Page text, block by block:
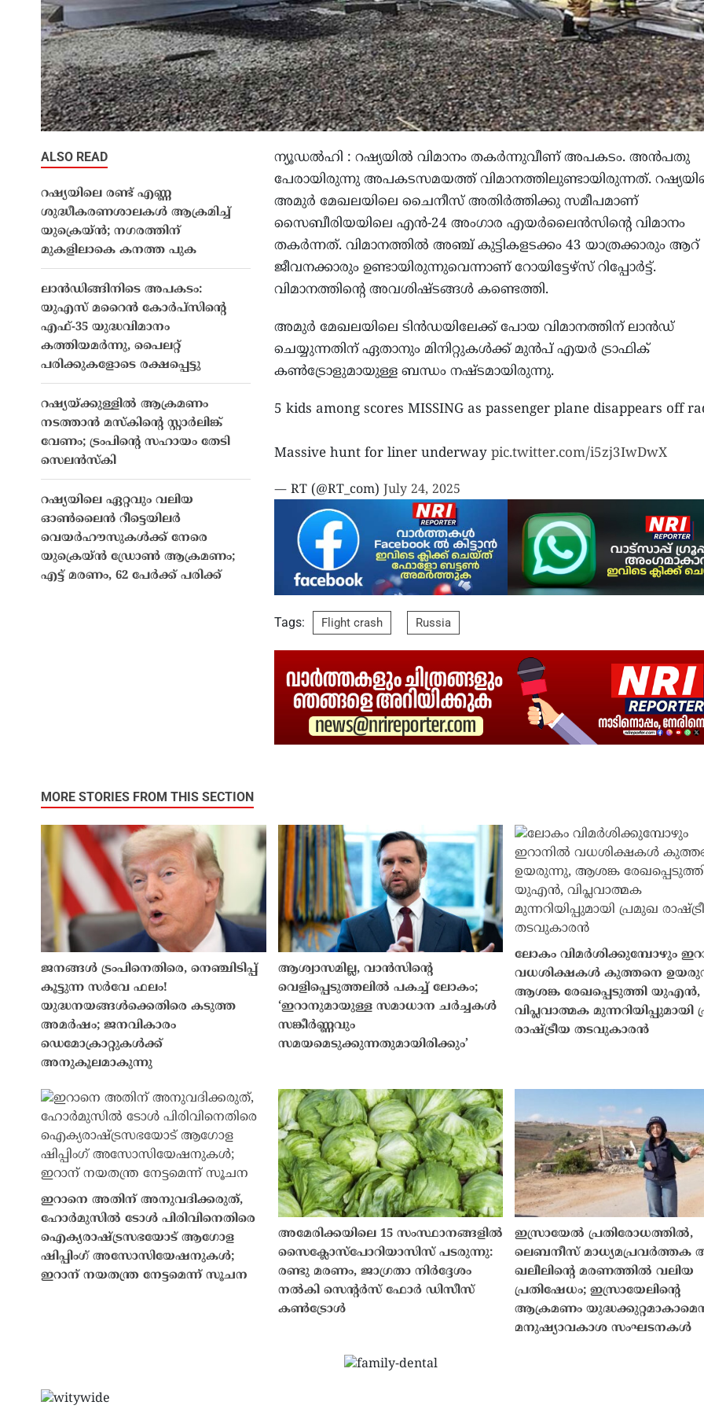
ന്യൂഡല്‍ഹി : റഷ്യയില്‍ വിമാനം തകര്‍ന്നുവീണ് അപകടം. അന്‍പതു
പേരായിരുന്നു അപകടസമയത്ത് വിമാനത്തിലുണ്ടായിരുന്നത്.
അമുര്‍ മേഖലയിലെ ചൈനീസ് അതിര്‍ത്തിക്കു സമീപമാണ്
സൈബീരിയയിലെ എന്‍-24 അംഗാര എയര്‍ലൈന്‍സിന്റെ വിമാനം
തകര്‍ന്നത്. വിമാനത്തില്‍ അഞ്ച് കുട്ടികളടക്കം 43 യാത്രക്കാരും ആറ്
ജീവനക്കാരും ഉണ്ടായിരുന്നുവെന്നാണ് റോയിട്ടേഴ്‌സ് റിപ്പോര്‍ട്ട്.
വിമാനത്തിന്റെ അവശിഷ്ടങ്ങള്‍ കണ്ടെത്തി.
അമുര്‍ മേഖലയിലെ ടിന്‍ഡയിലേക്ക് പോയ വിമാനത്തിന് ലാന്‍ഡ്
ചെയ്യുന്നതിന് ഏതാനും മിനിറ്റുകള്‍ക്ക് മുന്‍പ് എയര്‍ ട്രാഫിക്
കണ്‍ട്രോളുമായുള്ള ബന്ധം നഷ്ടമായിരുന്നു.
5 kids among scores MISSING as passenger plane disappears off
Massive hunt for liner underway pic.twitter.com/i5zj3IwDwX
— RT (@RT_com) July 24, 2025
Tags: Flight crash Russia
ALSO READ
റഷ്യയിലെ രണ്ട് എണ്ണ
ശുദ്ധീകരണശാലകൾ ആക്രമിച്ച്
യുക്രെയ്‌ൻ; നഗരത്തിന്
മുകളിലാകെ കനത്ത പുക
ലാൻഡിങ്ങിനിടെ അപകടം:
യുഎസ് മറൈൻ കോർപ്‌സിൻ്റെ
എഫ്-35 യുദ്ധവിമാനം
കത്തിയമർന്നു, പൈലറ്റ്
പരിക്കുകളോടെ രക്ഷപ്പെട്ടു
റഷ്യയ്ക്കുള്ളിൽ ആക്രമണം
നടത്താൻ മസ്കിൻ്റെ സ്റ്റാർലിങ്ക്
വേണം; ട്രംപിൻ്റെ സഹായം തേടി
സെലൻസ്കി
റഷ്യയിലെ ഏറ്റവും വലിയ
ഓൺലൈൻ റീട്ടെയിലർ
വെയർഹൗസുകൾക്ക് നേരെ
യുക്രെയ്ൻ ഡ്രോൺ ആക്രമണം;
എട്ട് മരണം, 62 പേർക്ക് പരിക്ക്
MORE STORIES FROM THIS SECTION
ജനങ്ങൾ ട്രംപിനെതിരെ, നെഞ്ചിടിപ്പ്
കൂട്ടുന്ന സർവേ ഫലം!
യുദ്ധനയങ്ങൾക്കെതിരെ കടുത്ത
അമർഷം; ജനവികാരം
ഡെമോക്രാറ്റുകൾക്ക്
അനുകൂലമാകുന്നു
ആശ്വാസമില്ല, വാൻസിന്റെ
വെളിപ്പെടുത്തലിൽ പകച്ച് ലോകം;
‘ഇറാനുമായുള്ള സമാധാന ചർച്ചകൾ
സങ്കീർണ്ണവും
സമയമെടുക്കുന്നതുമായിരിക്കും’
ലോകം വിമർശിക്കുമ്പോഴും
വധശിക്ഷകൾ കുത്തനെ
ആശങ്ക രേഖപ്പെടുത്തി യുഎൻ,
വിപ്ലവാത്മക മുന്നറിയിപ്പുമായി
രാഷ്ട്രീയ തടവുകാരൻ
ഇറാനെ അതിന് അനുവദിക്കരുത്,
ഹോർമുസിൽ ടോൾ പിരിവിനെതിരെ
ഐക്യരാഷ്ട്രസഭയോട് ആഗോള
ഷിപ്പിംഗ് അസോസിയേഷനുകൾ;
ഇറാന് നയതന്ത്ര നേട്ടമെന്ന് സൂചന
അമേരിക്കയിലെ 15 സംസ്ഥാനങ്ങളിൽ
സൈക്ലോസ്പോറിയാസിസ് പടരുന്നു:
രണ്ടു മരണം, ജാഗ്രതാ നിർദ്ദേശം
നൽകി സെന്റർസ് ഫോർ ഡിസീസ്
കൺട്രോൾ
ഇസ്രായേൽ പ്രതിരോധത്തിൽ,
ലെബനീസ്
ഖലീലിന്റെ മരണത്തിൽ വലിയ
പ്രതിഷേധം; ഇസ്രായേലിന്റെ
ആക്രമണം
മനുഷ്യാവകാശ സംഘടനകൾ